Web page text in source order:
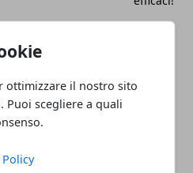
ottimizzare il nostro sito
Puoi scegliere a quali
Policy